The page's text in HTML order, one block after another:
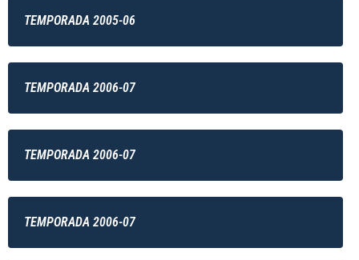
TEMPORADA 2005-06
TEMPORADA 2006-07
TEMPORADA 2006-07
TEMPORADA 2006-07